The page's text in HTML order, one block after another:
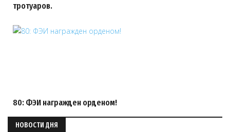
тротуаров.
80: ФЭИ награжден орденом!
НОВОСТИ ДНЯ